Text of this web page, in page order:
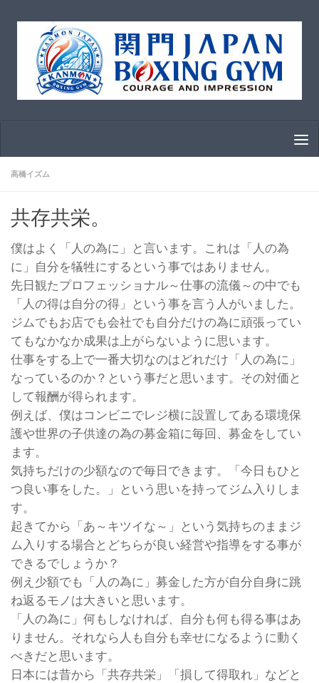
コンテンツへスキップ
高橋イズム
共存共栄。
僕はよく「人の為に」と言います。これは「人の為
に」自分を犠牲にするという事ではありません。
先日観たプロフェッショナル～仕事の流儀～の中でも
「人の得は自分の得」という事を言う人がいました。
ジムでもお店でも会社でも自分だけの為に頑張ってい
てもなかなか成果は上がらないように思います。
仕事をする上で一番大切なのはどれだけ「人の為に」
なっているのか？という事だと思います。その対価と
して報酬が得られます。
例えば、僕はコンビニでレジ横に設置してある環境保
護や世界の子供達の為の募金箱に毎回、募金をしてい
ます。
気持ちだけの少額なので毎日できます。「今日もひと
つ良い事をした。」という思いを持ってジム入りしま
す。
起きてから「あ～キツイな～」という気持ちのままジ
ム入りする場合とどちらが良い経営や指導をする事が
できるでしょうか？
例え少額でも「人の為に」募金した方が自分自身に跳
ね返るモノは大きいと思います。
「人の為に」何もしなければ、自分も何も得る事はあ
りません。それなら人も自分も幸せになるように動く
べきだと思います。
日本には昔から「共存共栄」「損して得取れ」などと